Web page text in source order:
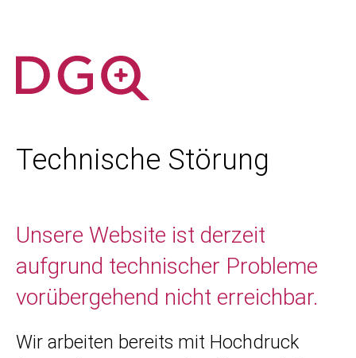
Technische Störung
Unsere Website ist derzeit
aufgrund technischer Probleme
vorübergehend nicht erreichbar.
Wir arbeiten bereits mit Hochdruck